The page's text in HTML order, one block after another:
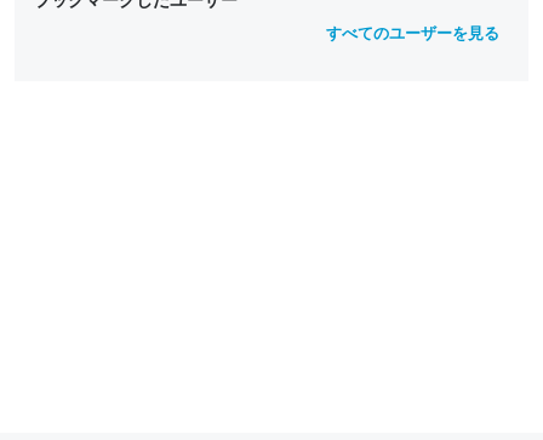
すべてのユーザーを見る